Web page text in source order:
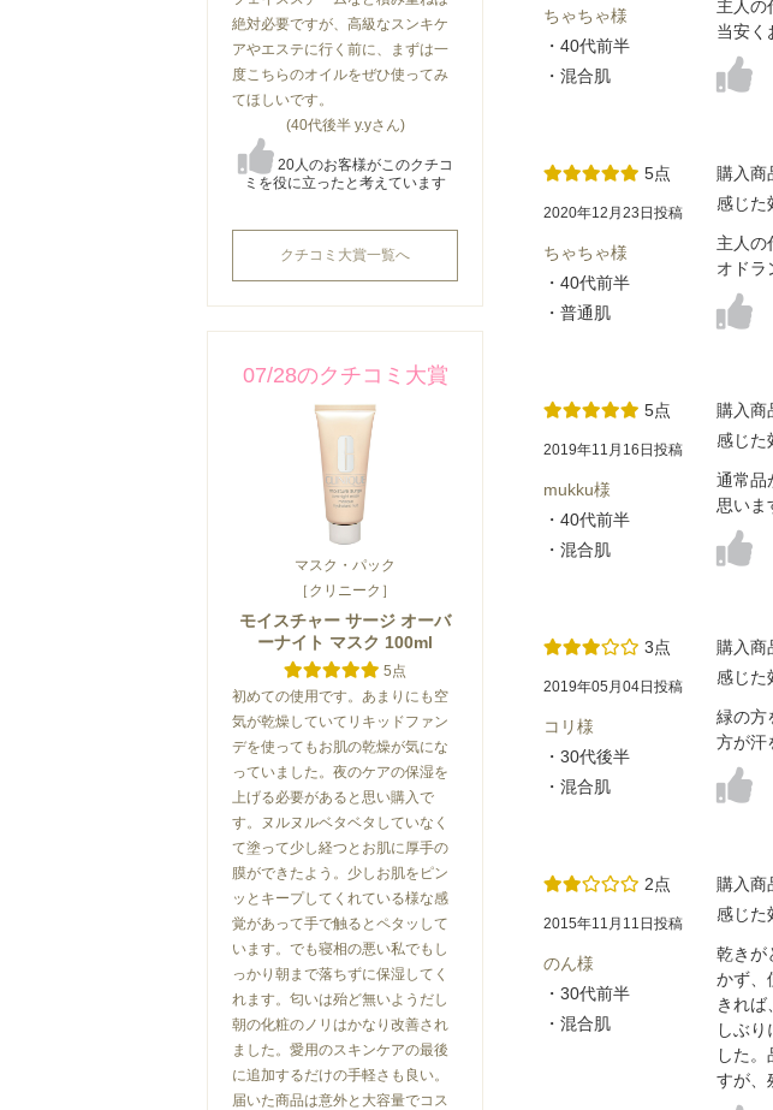
絶対必要ですが、高級なスンキケ
アやエステに行く前に、まずは一
度こちらのオイルをぜひ使ってみ
てほしいです。
(40代後半 y.yさん)
20人のお客様がこのクチコ
ミを役に立ったと考えています
クチコミ大賞一覧へ
07/28のクチコミ大賞
マスク・パック
［クリニーク］
モイスチャー サージ オーバ
ーナイト マスク 100ml
5点
初めての使用です。あまりにも空
気が乾燥していてリキッドファン
デを使ってもお肌の乾燥が気にな
っていました。夜のケアの保湿を
上げる必要があると思い購入で
す。ヌルヌルベタベタしていなく
て塗って少し経つとお肌に厚手の
膜ができたよう。少しお肌をピン
ッとキープしてくれている様な感
覚があって手で触るとペタッして
います。でも寝相の悪い私でもし
っかり朝まで落ちずに保湿してく
れます。匂いは殆ど無いようだし
朝の化粧のノリはかなり改善され
ました。愛用のスキンケアの最後
に追加するだけの手軽さも良い。
届いた商品は意外と大容量でコス
ちゃちゃ様
・40代前半
・混合肌
主人の
当安く
5点
2020年12月23日投稿
ちゃちゃ様
・40代前半
・普通肌
購入商
感じた
主人の
オドラ
5点
2019年11月16日投稿
mukku様
・40代前半
・混合肌
購入商
感じた
通常品
思いま
3点
2019年05月04日投稿
コリ様
・30代後半
・混合肌
購入商
感じた
緑の方
方が汗
2点
2015年11月11日投稿
のん様
・30代前半
・混合肌
購入商
感じた
乾きが
かず、
きれ
しぶ
した
すが、